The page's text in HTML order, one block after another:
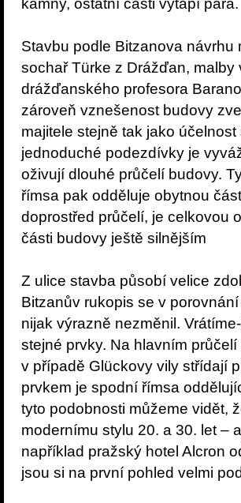
kamny, ostatní části vytápí pára.
Stavbu podle Bitzanova
sochař Türke z Drážďan,
drážďanského profesora
zároveň vznešenost budovy
majitele stejně tak jako
jednoduché podezdívky je
oživují dlouhé průčelí budovy.
římsa pak odděluje obytnou
doprostřed průčelí, je celkovou
části budovy ještě silnějším
Z ulice stavba působí velice
Bitzanův rukopis se v
nijak výrazně nezměnil.
stejné prvky. Na hlavním
v případě Glückovy vily střídají
prvkem je spodní římsa
tyto podobnosti můžeme vidět,
modernímu stylu 20. a 30. let –
například pražský hotel Alcron
jsou si na první pohled velmi